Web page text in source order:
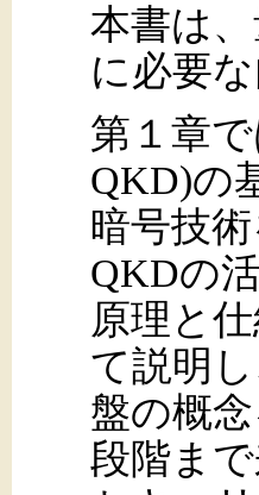
本書は
に必要
第１章
QKD)の
暗号技
QKDの
原理と
て説明
盤の概
段階ま